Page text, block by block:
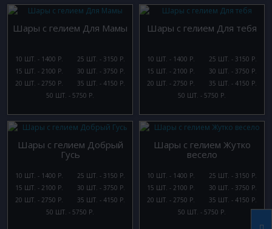
Шары с гелием Для Мамы
10 ШТ. - 1400 Р.
15 ШТ. - 2100 Р.
20 ШТ. - 2750 Р.
25 ШТ. - 3150 Р.
30 ШТ. - 3750 Р.
35 ШТ. - 4150 Р.
50 ШТ. - 5750 Р.
Шары с гелием Для тебя
10 ШТ. - 1400 Р.
15 ШТ. - 2100 Р.
20 ШТ. - 2750 Р.
25 ШТ. - 3150 Р.
30 ШТ. - 3750 Р.
35 ШТ. - 4150 Р.
50 ШТ. - 5750 Р.
Шары с гелием Добрый
Гусь
10 ШТ. - 1400 Р.
15 ШТ. - 2100 Р.
20 ШТ. - 2750 Р.
25 ШТ. - 3150 Р.
30 ШТ. - 3750 Р.
35 ШТ. - 4150 Р.
50 ШТ. - 5750 Р.
Шары с гелием Жутко
весело
10 ШТ. - 1400 Р.
15 ШТ. - 2100 Р.
20 ШТ. - 2750 Р.
25 ШТ. - 3150 Р.
30 ШТ. - 3750 Р.
35 ШТ. - 4150 Р.
50 ШТ. - 5750 Р.